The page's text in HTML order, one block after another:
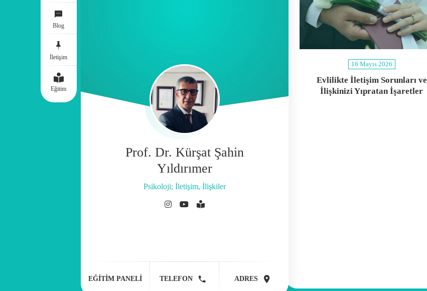
Blog
İletişim
Eğitim
Prof. Dr. Kürşat Şahin
Yıldırımer
Psikoloji; İletişim, İlişkiler
EĞITIM PANELI TELEFON ADRES
16 Mayıs 2026
Evlilikte İletişim Sorunları ve
İlişkinizi Yıpratan İşaretler